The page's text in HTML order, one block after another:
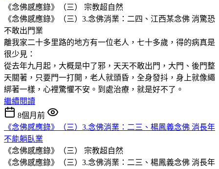
《念佛感應錄》（三） 宗教超自然
《念佛感應錄》（三）3.念佛消業：二四、江西某念佛 消驚恐
不敢出門業
離我家二十多里路的地方有一位老人，七十多歲，得的病真是
很少見：
從去年九月起，大概是中了邪，天天不敢出門，大門、後門整
天關著，只要門一打開，老人就頭昏，全身發抖，身上就像繩
綁著一樣，心裡驚懼不安。到處治療，就是好不了。
繼續閱讀
8個月前
《念佛感應錄》（三）3.念佛消業：二三、楊鳳義念佛 消長年
不能躺臥業
《念佛感應錄》（三） 宗教超自然
《念佛感應錄》（三）3.念佛消業：二三、楊鳳義念佛 消長年